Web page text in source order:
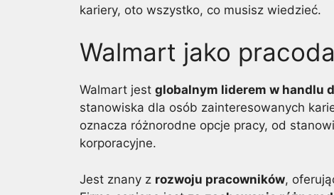
kariery, oto wszystko, co musisz wiedzieć.
Walmart jako
Walmart jest globalnym liderem w handlu
stanowiska dla osób zainteresowanych
oznacza różnorodne opcje pracy, od
korporacyjne.
Jest znany z rozwoju pracowników,